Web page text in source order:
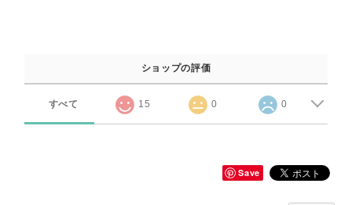
ショップの評価
すべて 15 0 0
Save